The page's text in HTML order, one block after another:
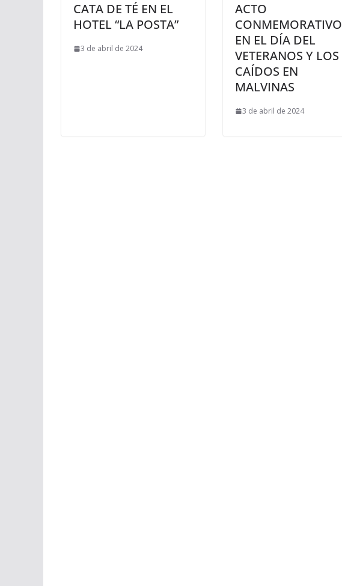
CATA DE TÉ EN EL
HOTEL “LA POSTA”
3 de abril de 2024
ACTO
CONMEMORATIVO
EN EL DÍA DEL
VETERANOS Y LOS
CAÍDOS EN
MALVINAS
3 de abril de 2024